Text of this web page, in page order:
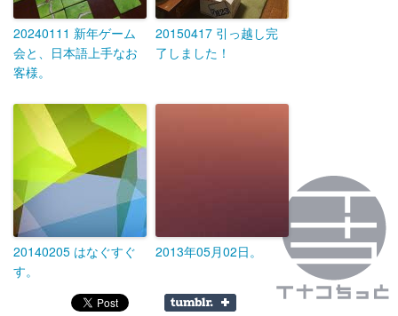
20240111 新年ゲーム
会と、日本語上手なお
客様。
20150417 引っ越し完
了しました！
20140205 はなぐすぐ
す。
2013年05月02日。